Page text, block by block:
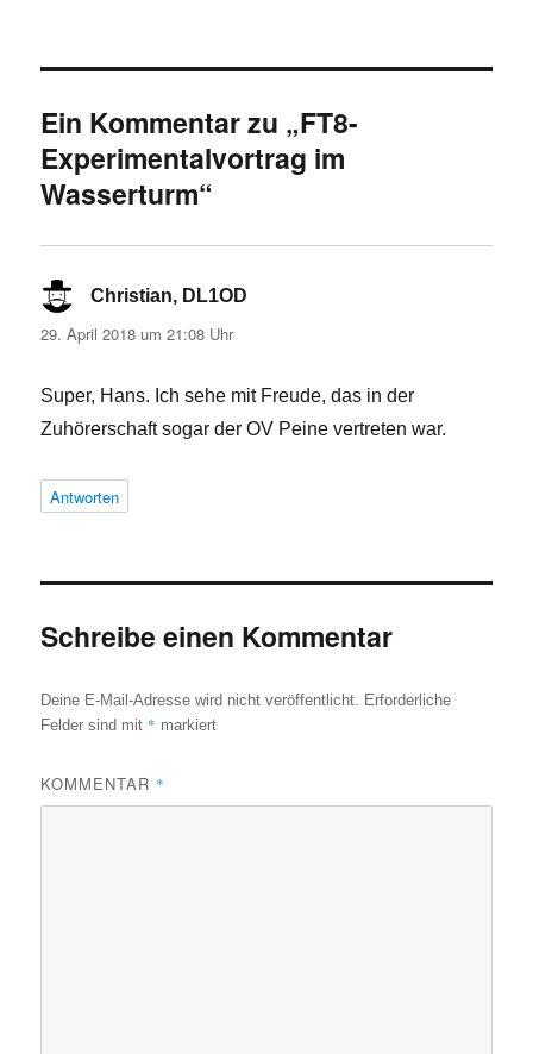
Ein Kommentar zu „FT8-
Experimentalvortrag im
Wasserturm“
Christian, DL1OD
29. April 2018 um 21:08 Uhr
Super, Hans. Ich sehe mit Freude, das in der
Zuhörerschaft sogar der OV Peine vertreten war.
Antworten
Schreibe einen Kommentar
Deine E-Mail-Adresse wird nicht veröffentlicht.
Erforderliche
Felder sind mit * markiert
KOMMENTAR *